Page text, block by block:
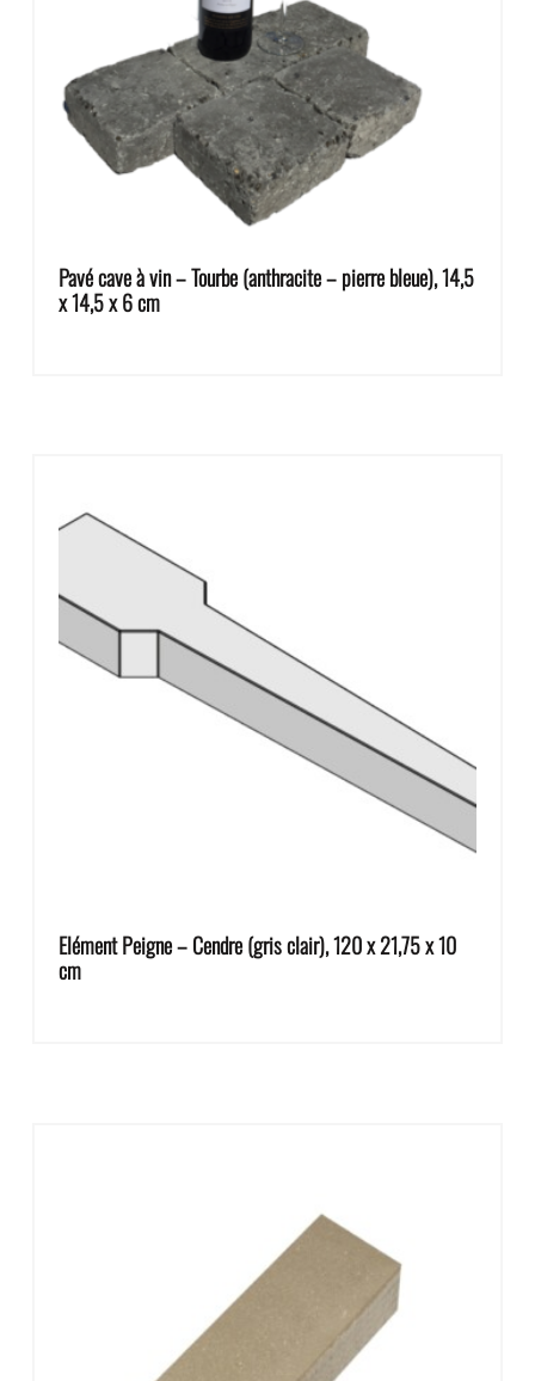
Pavé cave à vin – Tourbe (anthracite – pierre bleue), 14,5
x 14,5 x 6 cm
Elément Peigne – Cendre (gris clair), 120 x 21,75 x 10
cm